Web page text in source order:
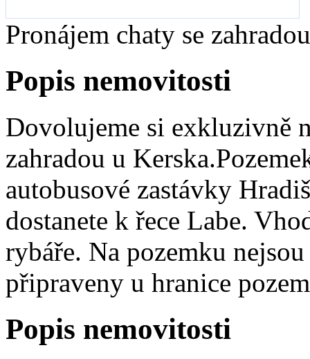
Pronájem chaty se
Popis nemovitosti
Dovolujeme si exkluzivně
zahradou u
autobusové zastávky
dostanete k řece Labe.
rybáře. Na pozemku
připraveny u hranice
Popis nemovitosti